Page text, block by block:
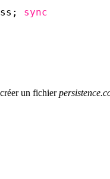
sync
un fichier